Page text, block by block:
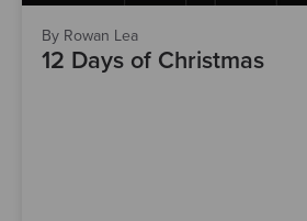
By Rowan Lea
12 Days of Christmas